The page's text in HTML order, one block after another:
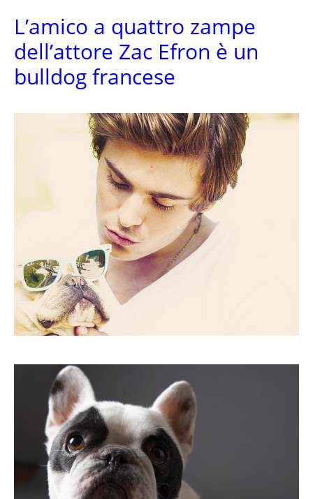
L’amico a quattro zampe
dell’attore Zac Efron è un
bulldog francese